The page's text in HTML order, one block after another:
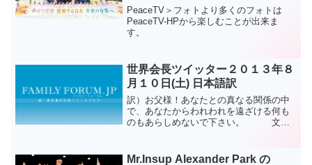
PeaceTV＞フォトより多くのフォトは
PeaceTV-HPから楽しむことが出来ま
す。
世界会長ツイッター２０１３年８
月１０日(土) 日本語訳
訳）お父様！あなたとの真なる関係の中
で、あなたからわれわれを遠ざける何も
のもあらしめないで下さい。 文鮮
Mr.Insup Alexander Park の